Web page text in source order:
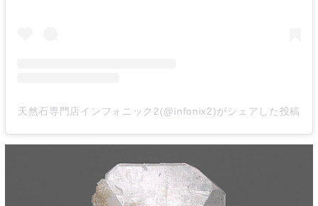
天然石専門店インフォニック2(@infonix2)がシェアした投稿